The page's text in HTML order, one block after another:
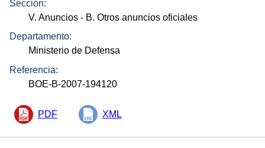
Sección:
V. Anuncios - B. Otros anuncios oficiales
Departamento:
Ministerio de Defensa
Referencia:
BOE-B-2007-194120
PDF XML